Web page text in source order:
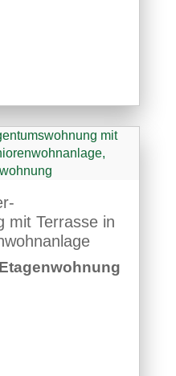
mit Terrasse in